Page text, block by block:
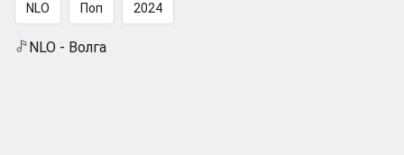
NLO Поп 2024
NLO - Волга